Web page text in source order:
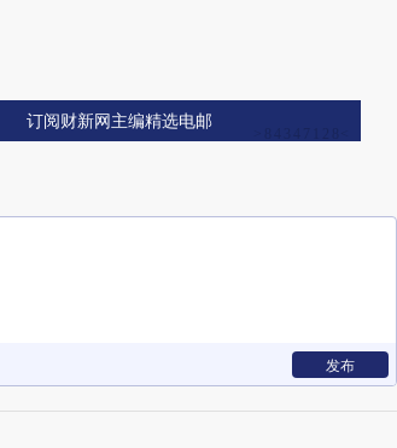
订阅财新网主编精选电邮
发布